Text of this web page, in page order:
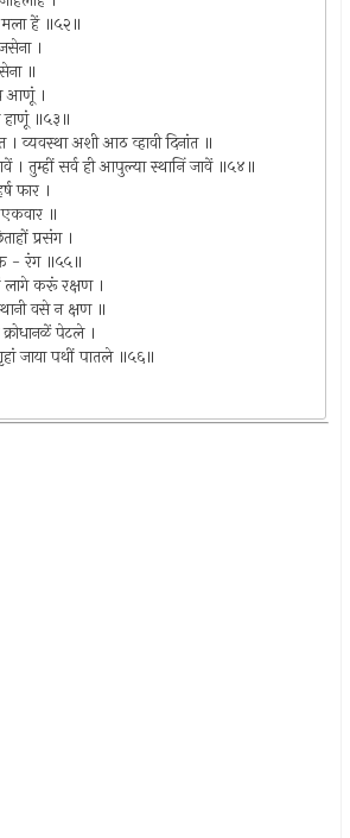
हें ॥५२॥
।
॥
आणूं ।
हाणूं ॥५३॥
व्यवस्था अशी आठ व्हावी दिनांत ॥
। तुम्हीं सर्व ही आपुल्या स्थानिं जावें ॥५४॥
फार ।
॥
प्रसंग ।
- रंग ॥५५॥
लागे करूं रक्षण ।
वसे न क्षण ॥
पेटले ।
जाया पथीं पातले ॥५६॥